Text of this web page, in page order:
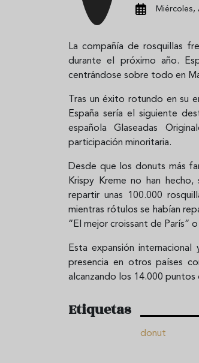
Miércoles,
La compañía de rosquillas
durante el próximo año.
centrándose sobre todo en
Tras un éxito rotundo en su
España sería el siguiente
española Glaseadas
participación minoritaria.
Desde que los donuts más
Krispy Kreme no han
repartir unas 100.000
mientras rótulos se habían
“El mejor croissant de París” o
Esta expansión
presencia en otros países
alcanzando los 14.000 puntos
Etiquetas
donut